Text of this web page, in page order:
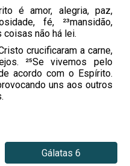
é amor, alegria, paz,
fé, ²³mansidão,
não há lei.
crucificaram a carne,
²⁵Se vivemos pelo
acordo com o Espírito.
uns aos outros
Gálatas 6